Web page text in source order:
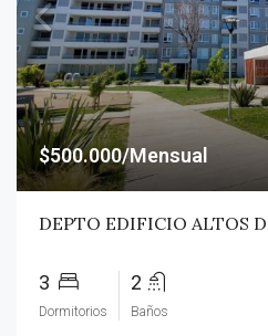
$500.000/Mensual
DEPTO EDIFICIO ALTOS
3
Dormitorios
2
Baños